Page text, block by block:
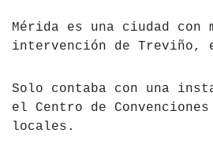
Mérida es una ciudad
intervención de Treviño,
Solo contaba con una
el Centro de
locales.